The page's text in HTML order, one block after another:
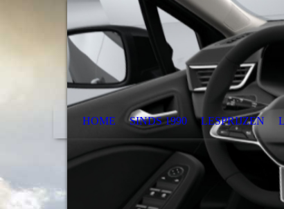
HOME SINDS 1990 LESPRIJZEN